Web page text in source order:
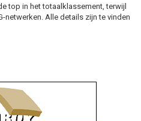
top in het totaalklassement, terwijl
Alle details zijn te vinden